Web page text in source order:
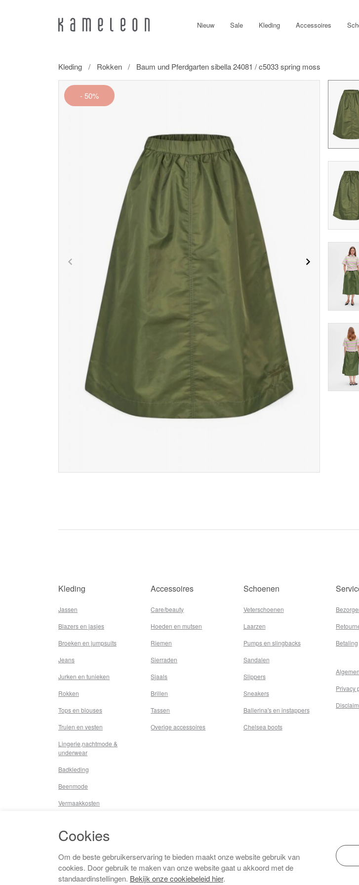
Nieuw Sale Kleding Accessoires
Kleding Rokken Baum und Pferdgarten sibella 24081 / c5033 spring moss
- 50%
Kleding
Jassen
Blazers en jasjes
Broeken en jumpsuits
Jeans
Jurken en tunieken
Rokken
Tops en blouses
Truien en vesten
Lingerie,nachtmode &
underwear
Badkleding
Beenmode
Vermaakkosten
Overige
Accessoires
Care/beauty
Hoeden en mutsen
Riemen
Sierraden
Sjaals
Brillen
Tassen
Overige accessoires
Schoenen
Veterschoenen
Laarzen
Pumps en slingbacks
Sandalen
Slippers
Sneakers
Ballerina's en instappers
Chelsea boots
Betaling
Privacy
Cookies
Om de beste gebruikerservaring te bieden maakt onze website gebruik van
cookies. Door gebruik te maken van onze website gaat u akkoord met de
standaardinstellingen. Bekijk onze cookiebeleid hier.